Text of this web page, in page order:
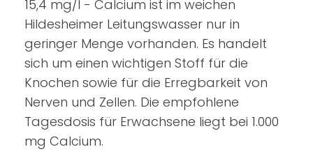
15,4 mg/l - Calcium ist im weichen
Hildesheimer Leitungswasser nur in
geringer Menge vorhanden. Es handelt
sich um einen wichtigen Stoff für die
Knochen sowie für die Erregbarkeit von
Nerven und Zellen. Die empfohlene
Tagesdosis für Erwachsene liegt bei 1.000
mg Calcium.